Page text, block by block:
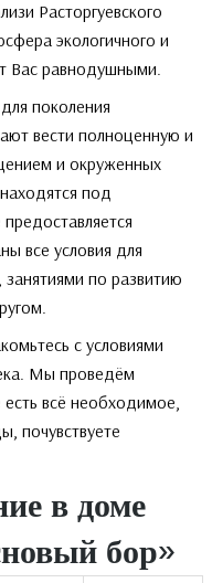
Расторгуевского
экологичного и
Вас равнодушными.
поколения
вести полноценную и
и окруженных
под
все условия для
по развитию
с условиями
Мы проведём
всё необходимое,
почувствуете
в доме
бор»